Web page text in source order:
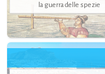
la guerra delle spezie